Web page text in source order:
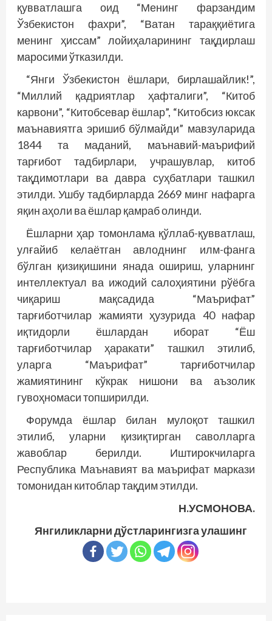
қувватлашга оид “Менинг фарзандим
Ўзбекистон фахри”, “Ватан тараққиётига
менинг ҳиссам” лойиҳаларининг тақдирлаш
маросими ўтказилди.
“Янги Ўзбекистон ёшлари, бирлашайлик!”,
“Миллий қадриятлар ҳафталиги”, “Китоб
карвони”, “Китобсевар ёшлар”, “Китобсиз юксак
маънавиятга эришиб бўлмайди” мавзуларида
1844 та маданий, маънавий-маърифий
тарғибот тадбирлари, учрашувлар, китоб
тақдимотлари ва давра суҳбатлари ташкил
этилди. Ушбу тадбирларда 2669 минг нафарга
яқин аҳоли ва ёшлар қамраб олинди.
Ёшларни ҳар томонлама қўллаб-қувватлаш,
улғайиб келаётган авлоднинг илм-фанга
бўлган қизиқишини янада ошириш, уларнинг
интеллектуал ва ижодий салоҳиятини рўёбга
чиқариш мақсадида “Маърифат”
тарғиботчилар жамияти ҳузурида 40 нафар
иқтидорли ёшлардан иборат “Ёш
тарғиботчилар ҳаракати” ташкил этилиб,
уларга “Маърифат” тарғиботчилар
жамиятининг кўкрак нишони ва аъзолик
гувоҳномаси топширилди.
Форумда ёшлар билан мулоқот ташкил
этилиб, уларни қизиқтирган саволларга
жавоблар берилди. Иштирокчиларга
Республика Маънавият ва маърифат маркази
томонидан китоблар тақдим этилди.
Н.УСМОНОВА.
Янгиликларни дўстларингизга улашинг